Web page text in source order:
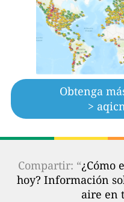
Obtenga
>
Compartir: “¿Cómo
hoy? Información
aire en